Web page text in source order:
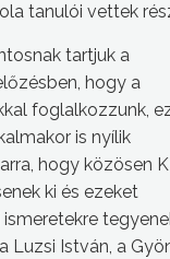
tanulói vettek
tartjuk a
hogy a
foglalkozzunk,
is nyílik
hogy közösen
ki és ezeket
ismeretekre
Luzsi István, a